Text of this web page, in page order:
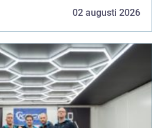
02 augusti 2026